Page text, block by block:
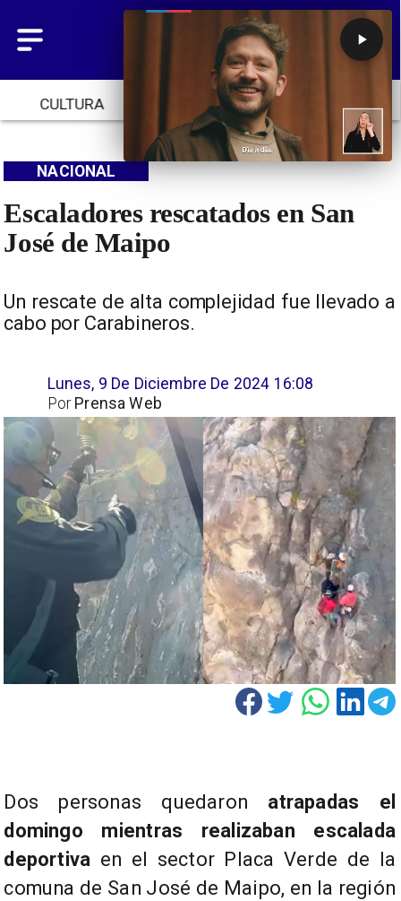
CULTURA TENDENCIAS INICIO
Escaladores rescatados en San
José de Maipo
Un rescate de alta complejidad fue llevado a
cabo por Carabineros.
NACIONAL
Lunes, 9 De Diciembre De 2024 16:08
Prensa Web
Por
Dos personas quedaron atrapadas el
domingo mientras realizaban escalada
deportiva en el sector Placa Verde de la
comuna de San José de Maipo, en la región